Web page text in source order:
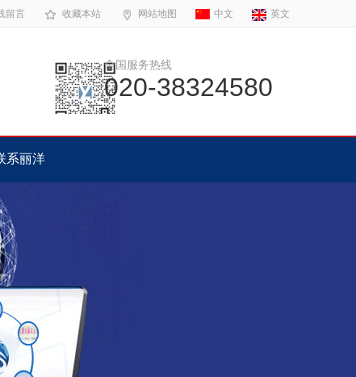
留言 收藏本站 网站地图 中文 英文
全国服务热线
020-38324580
系丽洋